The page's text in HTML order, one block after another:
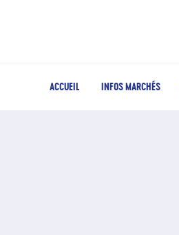
ACCUEIL INFOS MARCHÉS